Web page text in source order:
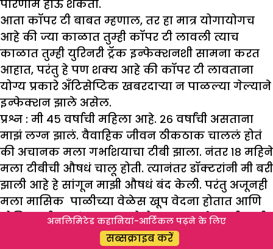
परिणाम होऊ शकतो.
आता कॉपर टी बाबत म्हणाल, तर हा मात्र योगायोगच
आहे की ज्या काळात तुम्ही कॉपर टी लावली त्याच
काळात तुम्ही युरिनरी ट्रॅक इन्फेक्शनशी सामना करत
आहात, परंतु हे पण शक्य आहे की कॉपर टी लावताना
योग्य प्रकारे अँटिसेप्टिक खबरदाऱ्या न पाळल्या गेल्याने
इन्फेक्शन झाले असेल.
प्रश्न : मी ४५ वर्षाची महिला आहे. २६ वर्षांची असताना
माझंलग्न झालं. वैवाहिक जीवन ठीकठाक चाललं होतं
की अचानक मला गर्भाशयाचा टीबी झाला. नंतर १८ महिने
मला टीबीची औषधं चालू होती. त्यानंतर डॉक्टरांनी मी बरी
झाली आहे हे सांगून माझी औषधं बंद केली. परंतु अजूनही
मला मासिक पाळीच्या वेळेस खूप वेदना होतात आणि
योनिमार्गातून पांढरा स्त्राव होतो. दरम्यान जेव्हा मी कधी
अँटिबायोटिक्स औषध घेते तेव्हा काही दिवस आराम
अनलिमिटेड कहानियां-आर्टिकल पढ़ने के लिए
सब्सक्राइब करें